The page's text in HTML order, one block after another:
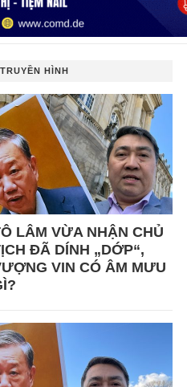
TRUYỀN HÌNH
LÂM VỪA NHẬN CHỦ
ĐÃ DÍNH „DỚP“,
VIN CÓ ÂM MƯU